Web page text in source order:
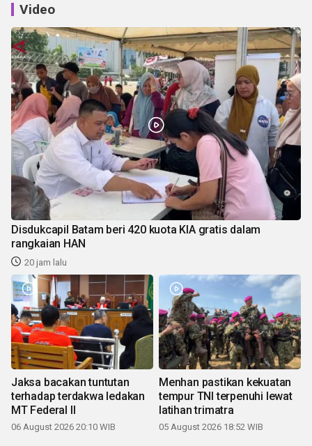
Video
Disdukcapil Batam beri 420 kuota KIA gratis dalam
rangkaian HAN
20 jam lalu
Jaksa bacakan tuntutan
terhadap terdakwa ledakan
MT Federal II
06 August 2026 20:10 WIB
Menhan pastikan kekuatan
tempur TNI terpenuhi lewat
latihan trimatra
05 August 2026 18:52 WIB